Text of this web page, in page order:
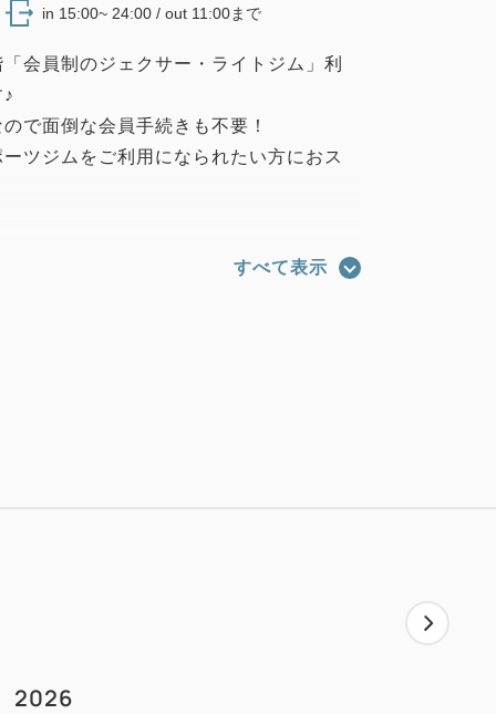
in 15:00~ 24:00 / out 11:00まで
会員制のジェクサー・ライトジム」利
で面倒な会員手続きも不要！
ツジムをご利用になられたい方におス
ム『ジェクサー』が、ホテルメトロポリ
ながら、様々な最新トレーニングマシ
ンチプレスなど本格トレーニングも可
すべて表示
2026